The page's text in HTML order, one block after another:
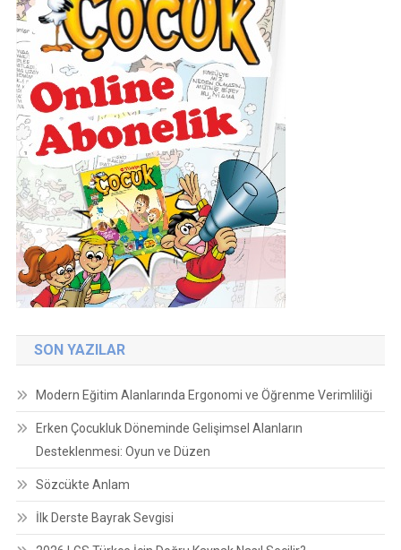
SON YAZILAR
Modern Eğitim Alanlarında Ergonomi ve Öğrenme Verimliliği
Erken Çocukluk Döneminde Gelişimsel Alanların
Desteklenmesi: Oyun ve Düzen
Sözcükte Anlam
İlk Derste Bayrak Sevgisi